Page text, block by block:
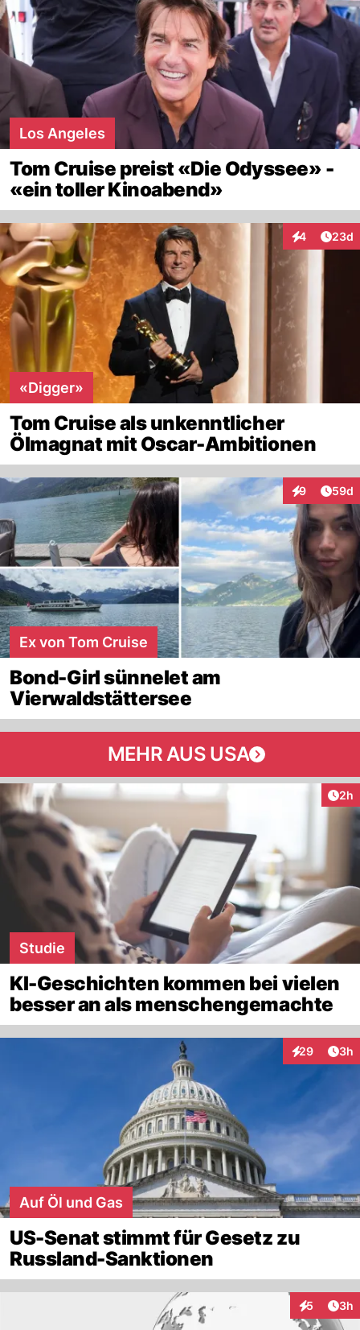
Los Angeles
Tom Cruise preist «Die Odyssee» -
«ein toller Kinoabend»
4
Interaktionen
23d
«Digger»
Tom Cruise als unkenntlicher
Ölmagnat mit Oscar-Ambitionen
9
Interaktionen
59d
Ex von Tom Cruise
Bond-Girl sünnelet am
Vierwaldstättersee
MEHR AUS USA
2h
Studie
KI-Geschichten kommen bei vielen
besser an als menschengemachte
29
Interaktionen
3h
Auf Öl und Gas
US-Senat stimmt für Gesetz zu
Russland-Sanktionen
5 3h